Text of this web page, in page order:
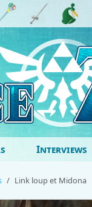
Interviews
Link loup et Midona